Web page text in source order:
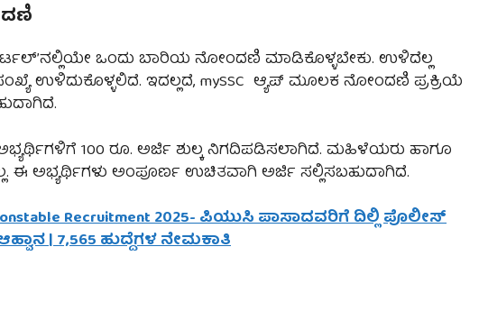
ಒಂದು ಬಾರಿಯ ನೋಂದಣಿ ಮಾಡಿಕೊಳ್ಳಬೇಕು. ಉಳಿದೆಲ್ಲ
ಉಳಿದುಕೊಳ್ಳಲಿದೆ. ಇದಲ್ಲದೆ, mySSC ಆ್ಯಪ್ ಮೂಲಕ ನೋಂದಣಿ ಪ್ರಕ್ರಿಯೆ
100 ರೂ. ಅರ್ಜಿ ಶುಲ್ಕ ನಿಗದಿಪಡಿಸಲಾಗಿದೆ. ಮಹಿಳೆಯರು ಹಾಗೂ
ಈ ಅಭ್ಯರ್ಥಿಗಳು ಅಂಪೂರ್ಣ ಉಚಿತವಾಗಿ ಅರ್ಜಿ ಸಲ್ಲಿಸಬಹುದಾಗಿದೆ.
Recruitment 2025- ಪಿಯುಸಿ ಪಾಸಾದವರಿಗೆ ದಿಲ್ಲಿ ಪೊಲೀಸ್
| 7,565 ಹುದ್ದೆಗಳ ನೇಮಕಾತಿ